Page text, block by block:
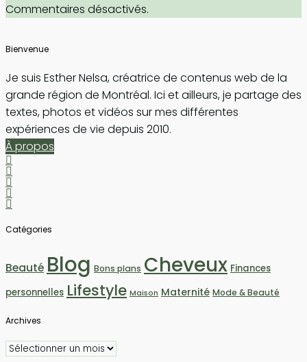
Commentaires désactivés.
Bienvenue
Je suis Esther Nelsa, créatrice de contenus web de la
grande région de Montréal. Ici et ailleurs, je partage des
textes, photos et vidéos sur mes différentes
expériences de vie depuis 2010.
À propos
Catégories
Beauté Blog Bons plans Cheveux Finances
personnelles Lifestyle Maison Maternité Mode & Beauté
Archives
Archives